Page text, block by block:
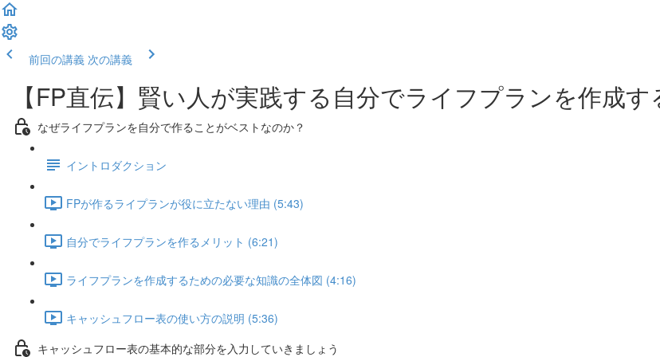
前回の講義 次の講義
【FP直伝】賢い人が実践する自分でライフプランを作成
なぜライフプランを自分で作ることがベストなのか？
イントロダクション
FPが作るライプランが役に立たない理由 (5:43)
自分でライフプランを作るメリット (6:21)
ライフプランを作成するための必要な知識の全体図 (4:16)
キャッシュフロー表の使い方の説明 (5:36)
キャッシュフロー表の基本的な部分を入力していきましょう